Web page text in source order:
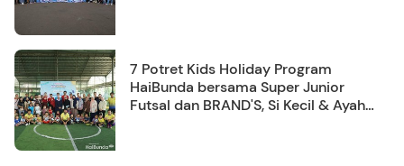
7 Potret Kids Holiday Program
HaiBunda bersama Super Junior
Futsal dan BRAND'S, Si Kecil & Ayah